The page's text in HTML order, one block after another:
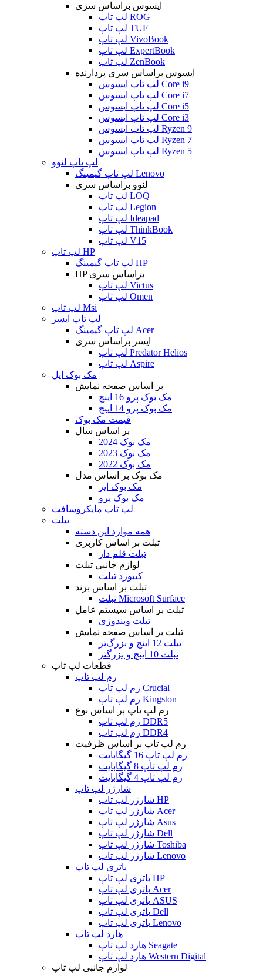
ایسوس براساس سری
لپ تاپ ROG
لپ تاپ TUF
لپ تاپ VivoBook
لپ تاپ ExpertBook
لپ تاپ ZenBook
ایسوس براساس سری پردازنده
لپ تاپ ایسوس Core i9
لپ تاپ ایسوس Core i7
لپ تاپ ایسوس Core i5
لپ تاپ ایسوس Core i3
لپ تاپ ایسوس Ryzen 9
لپ تاپ ایسوس Ryzen 7
لپ تاپ ایسوس Ryzen 5
لپ تاپ لنوو
لپ تاپ گیمینگ Lenovo
لنوو براساس سری
لپ تاپ LOQ
لپ تاپ Legion
لپ تاپ Ideapad
لپ تاپ ThinkBook
لپ تاپ V15
لپ تاپ HP
لپ تاپ گیمینگ HP
HP براساس سری
لپ تاپ Victus
لپ تاپ Omen
لپ تاپ Msi
لپ تاپ ایسر
لپ تاپ گیمینگ Acer
ایسر براساس سری
لپ تاپ Predator Helios
لپ تاپ Aspire
مک بوک اپل
بر اساس صفحه نمایش
مک بوک پرو 16 اینچ
مک بوک پرو 14 اینچ
قیمت مک بوک
بر اساس سال
مک بوک 2024
مک بوک 2023
مک بوک 2022
مک بوک بر اساس مدل
مک بوک ایر
مک بوک پرو
لپ تاپ مایکروسافت
تبلت
همه موارد این دسته
تبلت بر اساس کاربری
تبلت قلم دار
لوازم جانبی تبلت
کیبورد تبلت
تبلت بر اساس برند
تبلت Microsoft Surface
تبلت بر اساس سیستم عامل
تبلت ویندوزی
تبلت بر اساس صفحه نمایش
تبلت 12 اینچ و بزرگ‌تر
تبلت 10 اینچ و بزرگتر
قطعات لپ تاپ
رم لپ تاپ
رم لپ تاپ Crucial
رم لپ تاپ Kingston
رم لپ تاپ بر اساس نوع
رم لپ تاپ DDR5
رم لپ تاپ DDR4
رم لپ تاپ بر اساس ظرفیت
رم لپ تاپ 16 گیگابایت
رم لپ تاپ 8 گیگابایت
رم لپ تاپ 4 گیگابایت
شارژر لپ تاپ
شارژر لپ تاپ HP
شارژر لپ تاپ Acer
شارژر لپ تاپ Asus
شارژر لپ تاپ Dell
شارژر لپ تاپ Toshiba
شارژر لپ تاپ Lenovo
باتری لپ تاپ
باتری لپ تاپ HP
باتری لپ تاپ Acer
باتری لپ تاپ ASUS
باتری لپ تاپ Dell
باتری لپ تاپ Lenovo
هارد لپ تاپ
هارد لپ تاپ Seagate
هارد لپ تاپ Western Digital
لوازم جانبی لپ تاپ